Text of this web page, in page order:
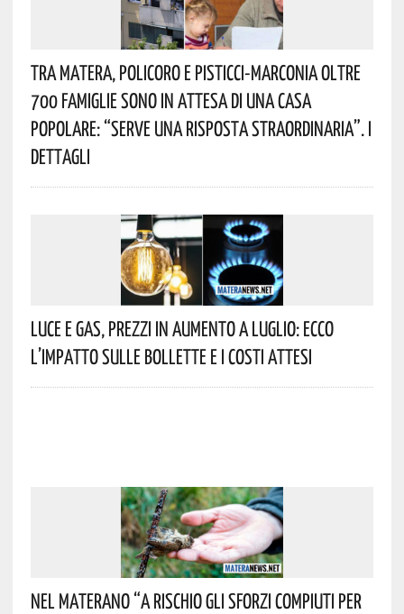
Tra Matera, Policoro E Pisticci-Marconia Oltre
700 Famiglie Sono In Attesa Di Una Casa
Popolare: “serve Una Risposta Straordinaria”. I
Dettagli
Luce E Gas, Prezzi In Aumento A Luglio: Ecco
L’impatto Sulle Bollette E I Costi Attesi
Nel Materano “a Rischio Gli Sforzi Compiuti Per